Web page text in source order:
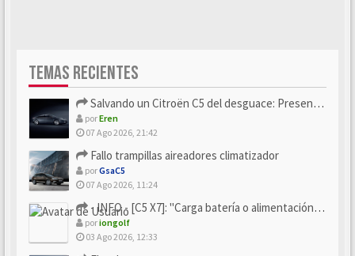
TEMAS RECIENTES
Salvando un Citroën C5 del desguace: Presentación y seguimiento
porEren
07 Ago 2026, 21:42
Fallo trampillas aireadores climatizador
porGsaC5
07 Ago 2026, 11:24
- INFO - [C5 X7]: "Carga batería o alimentación eléctri...
poriongolf
03 Ago 2026, 12:33